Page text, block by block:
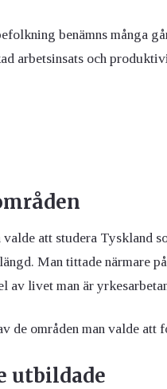
benämns många
arbetsinsats och
valde att studera Tyskland
Man tittade närmare
av livet man är
de områden man valde
utbildade